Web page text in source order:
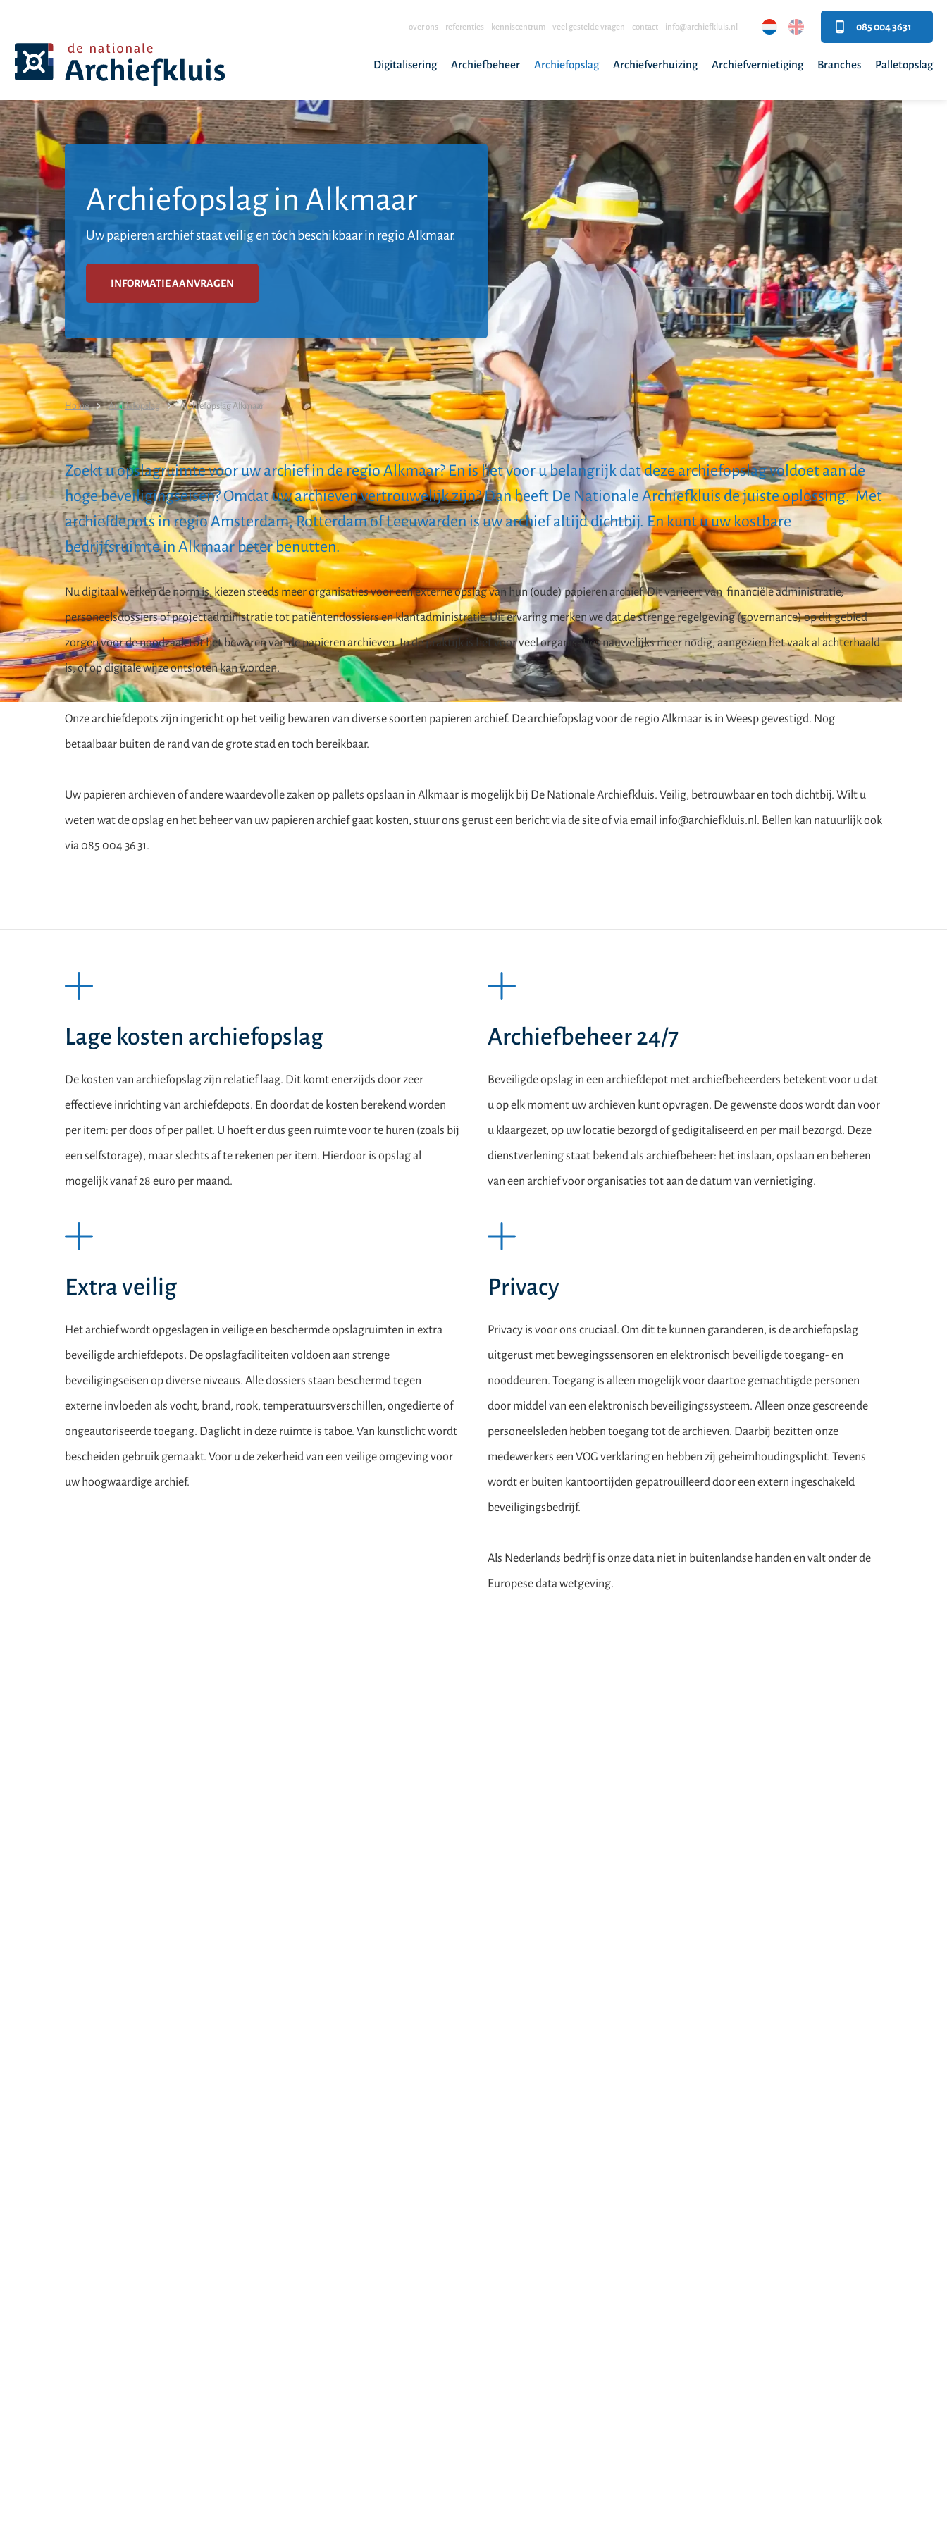
over ons referenties kenniscentrum veel gestelde vragen contact info@archiefkluis.nl 085 004 3631
Digitalisering Archiefbeheer Archiefopslag Archiefverhuizing Archiefvernietiging Branches Palletopslag
Archiefopslag in Alkmaar
Uw papieren archief staat veilig en tóch beschikbaar in regio Alkmaar.
INFORMATIE AANVRAGEN
Home Archiefopslag Archiefopslag Alkmaar
Zoekt u opslagruimte voor uw archief in de regio Alkmaar? En is het voor u belangrijk dat deze archiefopslag voldoet aan de
hoge beveiligingseisen? Omdat uw archieven vertrouwelijk zijn? Dan heeft De Nationale Archiefkluis de juiste oplossing. Met
archiefdepots in regio Amsterdam, Rotterdam of Leeuwarden is uw archief altijd dichtbij. En kunt u uw kostbare
bedrijfsruimte in Alkmaar beter benutten.
Nu digitaal werken de norm is, kiezen steeds meer organisaties voor een externe opslag van hun (oude) papieren archief. Dit varieert van financiële administratie,
personeelsdossiers of projectadministratie tot patiëntendossiers en klantadministratie. Uit ervaring merken we dat de strenge regelgeving (governance) op dit gebied
zorgen voor de noodzaak tot het bewaren van de papieren archieven. In de praktijk is het voor veel organisaties nauwelijks meer nodig, aangezien het vaak al achterhaald
is, of op digitale wijze ontsloten kan worden.
Onze archiefdepots zijn ingericht op het veilig bewaren van diverse soorten papieren archief. De archiefopslag voor de regio Alkmaar is in Weesp gevestigd. Nog
betaalbaar buiten de rand van de grote stad en toch bereikbaar.
Uw papieren archieven of andere waardevolle zaken op pallets opslaan in Alkmaar is mogelijk bij De Nationale Archiefkluis. Veilig, betrouwbaar en toch dichtbij. Wilt u
weten wat deopslag en het beheer van uw papieren archief gaat kosten, stuur ons gerust een bericht via de site of via email info@archiefkluis.nl. Bellen kan natuurlijk ook
via 085 004 36 31.
Lage kosten archiefopslag
De kosten van archiefopslag zijn relatief laag. Dit komt enerzijds door zeer
effectieve inrichting van archiefdepots. En doordat de kosten berekend worden
per item: per doos of per pallet. U hoeft er dus geen ruimte voor te huren (zoals bij
een selfstorage), maar slechts af te rekenen per item. Hierdoor is opslag al
mogelijk vanaf 28 euro per maand.
Archiefbeheer 24/7
Beveiligde opslag in een archiefdepot met archiefbeheerders betekent voor u dat
u op elk moment uw archieven kunt opvragen. De gewenste doos wordt dan voor
u klaargezet, op uw locatie bezorgd of gedigitaliseerd en per mail bezorgd. Deze
dienstverlening staat bekend als archiefbeheer: het inslaan, opslaan en beheren
van een archief voor organisaties tot aan de datum van vernietiging.
Extra veilig
Het archief wordt opgeslagen in veilige en beschermde opslagruimten in extra
beveiligde archiefdepots. De opslagfaciliteiten voldoen aan strenge
beveiligingseisen op diverse niveaus. Alle dossiers staan beschermd tegen
externe invloeden als vocht, brand, rook, temperatuursverschillen, ongedierte of
ongeautoriseerde toegang. Daglicht in deze ruimte is taboe. Van kunstlicht wordt
bescheiden gebruik gemaakt. Voor u de zekerheid van een veilige omgeving voor
uw hoogwaardige archief.
Privacy
Privacy is voor ons cruciaal. Om dit te kunnen garanderen, is de archiefopslag
uitgerust met bewegingssensoren en elektronisch beveiligde toegang- en
nooddeuren. Toegang is alleen mogelijk voor daartoe gemachtigde personen
door middel van een elektronisch beveiligingssysteem. Alleen onze gescreende
personeelsleden hebben toegang tot de archieven. Daarbij bezitten onze
medewerkers een VOG verklaring en hebben zij geheimhoudingsplicht. Tevens
wordt er buiten kantoortijden gepatrouilleerd door een extern ingeschakeld
beveiligingsbedrijf.
Als Nederlands bedrijf is onze data niet in buitenlandse handen en valt onder de
Europese data wetgeving.